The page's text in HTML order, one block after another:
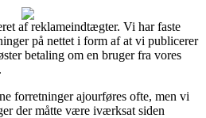
af reklameindtægter. Vi har faste
på nettet i form af at vi publicerer
betaling om en bruger fra vores
forretninger ajourføres ofte, men vi
der måtte være iværksat siden